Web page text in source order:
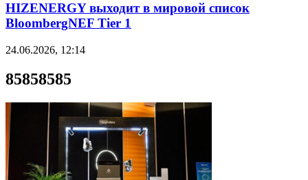
HIZENERGY выходит в мировой список
BloombergNEF Tier 1
24.06.2026, 12:14
85858585